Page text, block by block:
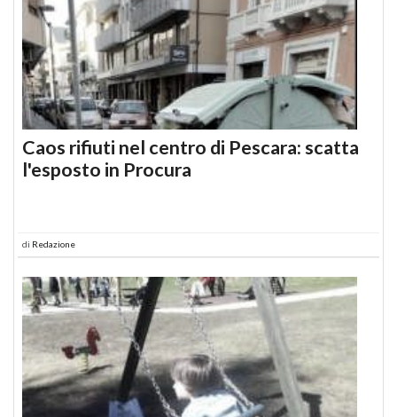
Caos rifiuti nel centro di Pescara: scatta
l'esposto in Procura
di Redazione